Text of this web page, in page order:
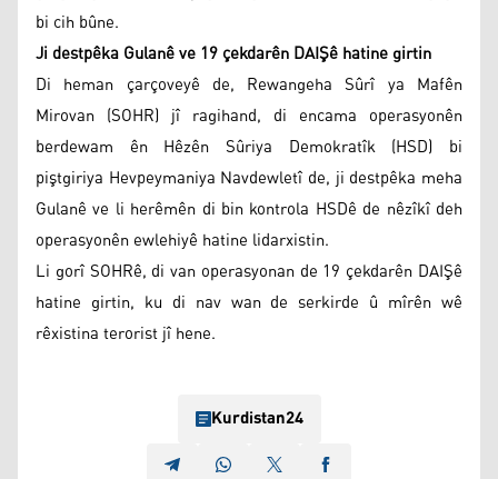
bi cih bûne.
Ji destpêka Gulanê ve 19 çekdarên DAIŞê hatine girtin
Di heman çarçoveyê de, Rewangeha Sûrî ya Mafên
Mirovan (SOHR) jî ragihand, di encama operasyonên
berdewam ên Hêzên Sûriya Demokratîk (HSD) bi
piştgiriya Hevpeymaniya Navdewletî de, ji destpêka meha
Gulanê ve li herêmên di bin kontrola HSDê de nêzîkî deh
operasyonên ewlehiyê hatine lidarxistin.
Li gorî SOHRê, di van operasyonan de 19 çekdarên DAIŞê
hatine girtin, ku di nav wan de serkirde û mîrên wê
rêxistina terorist jî hene.
Kurdistan24